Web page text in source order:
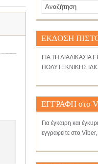
ΕΚΔΟΣΗ
ΓΙΑ ΤΗ
ΠΟΛΥΤΕΚΝΙΚΗΣ
ΕΓΓΡΑΦΗ στο
Για έγκαιρη και
εγγραφείτε στο